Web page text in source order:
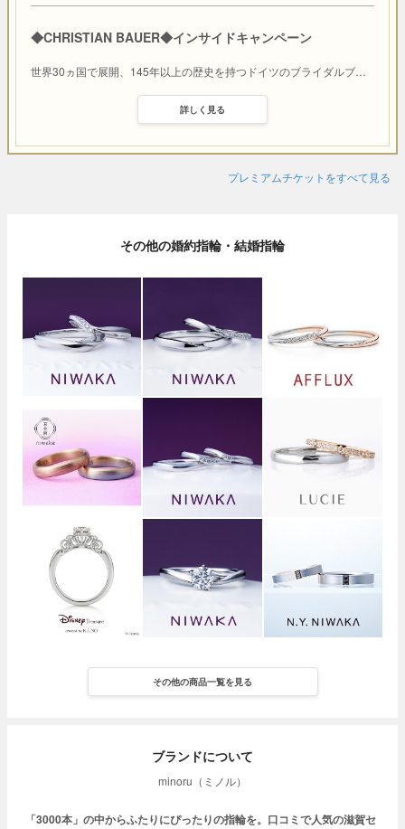
◆CHRISTIAN BAUER◆インサイドキャンペーン
世界30ヵ国で展開、145年以上の歴史を持つドイツのブライダルブ…
詳しく見る
プレミアムチケットをすべて見る
その他の婚約指輪・結婚指輪
その他の商品一覧を見る
ブランドについて
minoru（ミノル）
「3000本」の中からふたりにぴったりの指輪を。口コミで人気の滋賀セ